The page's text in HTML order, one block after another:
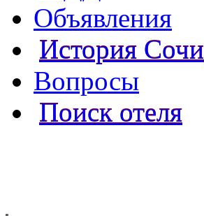
Объявления
История Сочи
Вопросы
Поиск отеля